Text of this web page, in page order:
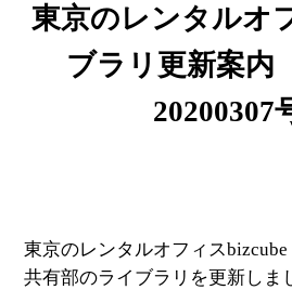
東京のレンタルオ
ブラリ更新案内
20200307
東京のレンタルオフィス
共有部のライブラリを更新しま